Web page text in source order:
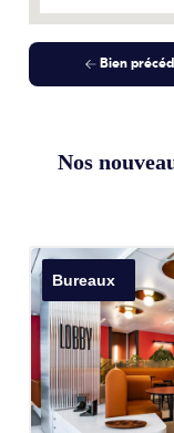
Bien
Nos
Bureaux